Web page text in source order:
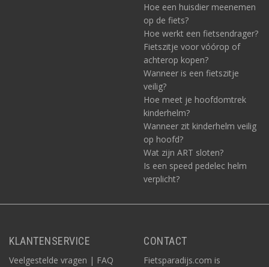
Hoe een huisdier meenemen
op de fiets?
Hoe werkt een fietsendrager?
Fietszitje voor vóórop of
achterop kopen?
Wanneer is een fietszitje
veilig?
Hoe meet je hoofdomtrek
kinderhelm?
Wanneer zit kinderhelm veilig
op hoofd?
Wat zijn ART sloten?
Is een speed pedelec helm
verplicht?
KLANTENSERVICE
Veelgestelde vragen | FAQ
CONTACT
Fietsparadijs.com is